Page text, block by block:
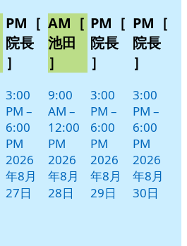
PM［
院長
］
3:00
PM –
6:00
PM
2026
年8月
27日
AM［
池田
］
9:00
AM –
12:00
PM
2026
年8月
28日
PM［
院長
］
3:00
PM –
6:00
PM
2026
年8月
29日
PM［
院長
］
3:00
PM –
6:00
PM
2026
年8月
30日